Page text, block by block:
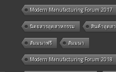
Modern Manufacturing Forum 2017
นิตยสารอุตสาหกรรม สินค้าอุตส
สัมมนาฟรี สัมมนา
Modern Manufacturing Forum 2018